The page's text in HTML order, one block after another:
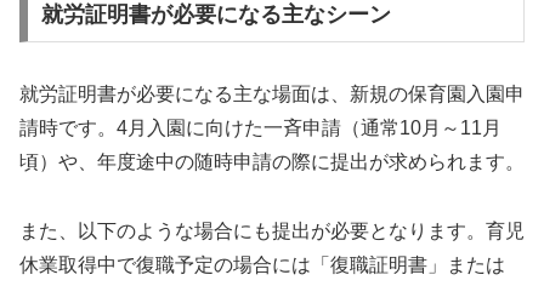
就労証明書が必要になる主なシーン
就労証明書が必要になる主な場面は、新規の保育園入園申
請時です。4月入園に向けた一斉申請（通常10月～11月
頃）や、年度途中の随時申請の際に提出が求められます。
また、以下のような場合にも提出が必要となります。育児
休業取得中で復職予定の場合には「復職証明書」または